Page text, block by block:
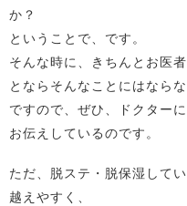
か？
ということで、です。
そんな時に、きちんとお医
とならそんなことにはならな
ですので、ぜひ、ドクター
お伝えしているのです。
ただ、脱ステ・脱保湿して
越えやすく、